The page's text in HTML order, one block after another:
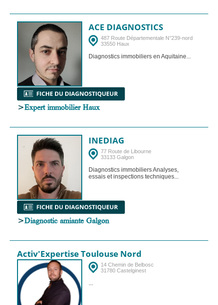
ACE DIAGNOSTICS
487 Route Départementale N°239-nord
33550 Haux
Diagnostics immobiliers en Aquitaine...
>Expert immobilier Haux
INEDIAG
77 Route de Libourne
33133 Galgon
Diagnostics immobiliers Analyses,
essais et inspections techniques...
>Diagnostic amiante Galgon
Activ'Expertise Toulouse Nord
14 Chemin de Belbosc
31780 Castelginest
...